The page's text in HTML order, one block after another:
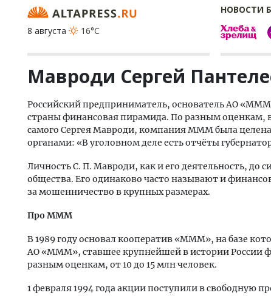
НОВОСТИ
8 августа
16°C
Мавроди Сергей
Российский предприниматель, основатель АО
страны финансовая пирамида. По разным оценкам,
самого Сергея Мавроди, компания МММ была
органами: «В уголовном деле есть отчёты
Личность С. П. Мавроди, как и его деятельность, до
общества. Его одинаково часто называют и
за мошенничество в крупных размерах.
Про МММ
В 1989 году основал кооператив «МММ», на базе
АО «МММ», ставшее крупнейшей в истории России
разным оценкам, от 10 до 15 млн человек.
1 февраля 1994 года акции поступили в свободную